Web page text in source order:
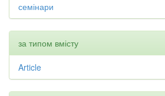
семінари
за типом вмісту
Article